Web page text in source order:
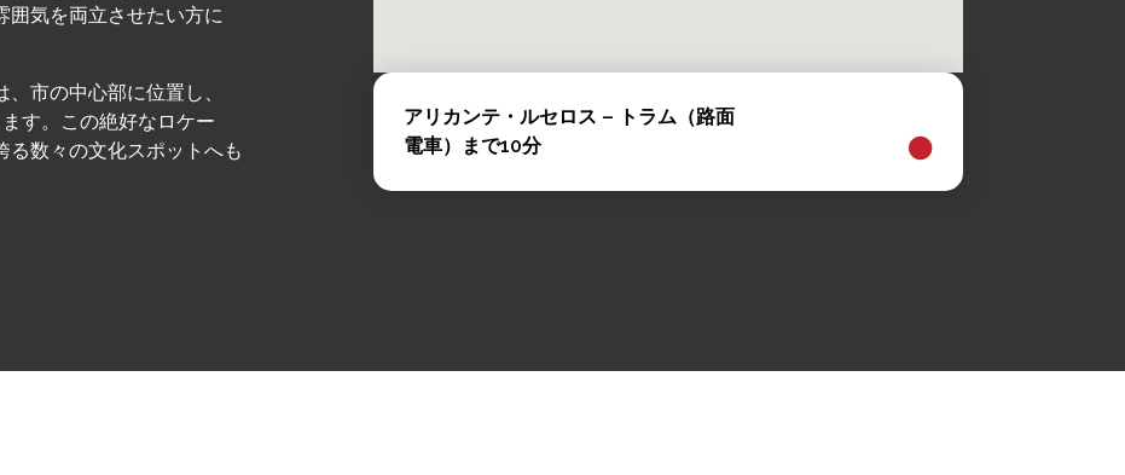
囲気を両立させたい方に
市の中心部に位置し、
す。この絶好なロケー
る数々の文化スポットへも
アリカンテ・ルセロス – トラム（路面
電車）まで10分